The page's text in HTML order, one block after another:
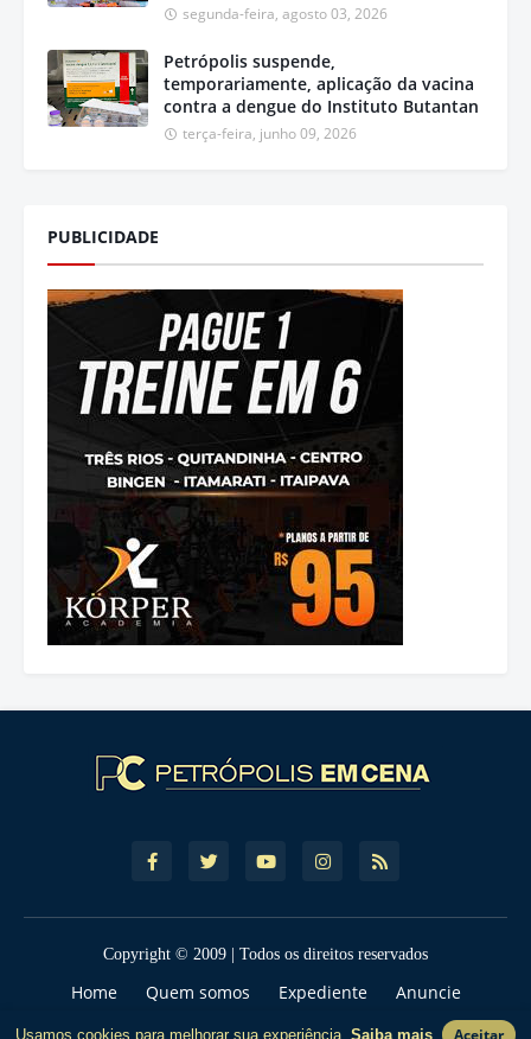
Usamos cookies para melhorar sua experiência. Saiba mais Aceitar
segunda-feira, agosto 03, 2026
Petrópolis suspende,
temporariamente, aplicação da vacina
contra a dengue do Instituto Butantan
terça-feira, junho 09, 2026
PUBLICIDADE
Copyright © 2009 | Todos os direitos reservados
Home Quem somos Expediente
Anuncie
Termos de Uso